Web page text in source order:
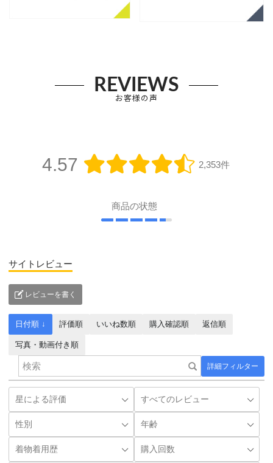
REVIEWS
お客様の声
4.57 2,353件
商品の状態
サイトレビュー
レビューを書く
詳細フィルター
日付順 ↓ 評価順 いいね数順 購入確認順 返信順
写真・動画付き順